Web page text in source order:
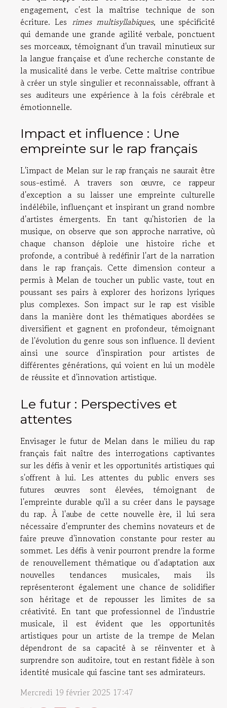
engagement, c'est la maîtrise technique de son
écriture. Les rimes multisyllabiques, une spécificité
qui demande une grande agilité verbale, ponctuent
ses morceaux, témoignant d'un travail minutieux sur
la langue française et d'une recherche constante de
la musicalité dans le verbe. Cette maîtrise contribue
à créer un style singulier et reconnaissable, offrant à
ses auditeurs une expérience à la fois cérébrale et
émotionnelle.
Impact et influence : Une
empreinte sur le rap français
L'impact de Melan sur le rap français ne saurait être
sous-estimé. A travers son œuvre, ce rappeur
d'exception a su laisser une empreinte culturelle
indélébile, influençant et inspirant un grand nombre
d'artistes émergents. En tant qu'historien de la
musique, on observe que son approche narrative, où
chaque chanson déploie une histoire riche et
profonde, a contribué à redéfinir l'art de la narration
dans le rap français. Cette dimension conteur a
permis à Melan de toucher un public vaste, tout en
poussant ses pairs à explorer des horizons lyriques
plus complexes. Son impact sur le rap est visible
dans la manière dont les thématiques abordées se
diversifient et gagnent en profondeur, témoignant
de l'évolution du genre sous son influence. Il devient
ainsi une source d'inspiration pour artistes de
différentes générations, qui voient en lui un modèle
de réussite et d'innovation artistique.
Le futur : Perspectives et
attentes
Envisager le futur de Melan dans le milieu du rap
français fait naître des interrogations captivantes
sur les défis à venir et les opportunités artistiques qui
s'offrent à lui. Les attentes du public envers ses
futures œuvres sont élevées, témoignant de
l'empreinte durable qu'il a su créer dans le paysage
du rap. À l'aube de cette nouvelle ère, il lui sera
nécessaire d'emprunter des chemins novateurs et de
faire preuve d'innovation constante pour rester au
sommet. Les défis à venir pourront prendre la forme
de renouvellement thématique ou d'adaptation aux
nouvelles tendances musicales, mais ils
représenteront également une chance de solidifier
son héritage et de repousser les limites de sa
créativité. En tant que professionnel de l'industrie
musicale, il est évident que les opportunités
artistiques pour un artiste de la trempe de Melan
dépendront de sa capacité à se réinventer et à
surprendre son auditoire, tout en restant fidèle à son
identité musicale qui fascine tant ses admirateurs.
Mercredi 19 février 2025 17:47